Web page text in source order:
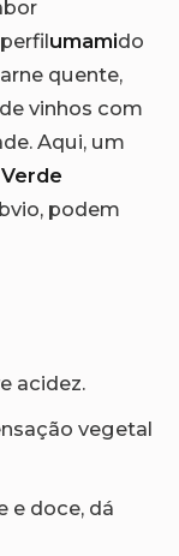
umamido
quente,
vinhos com
Aqui, um
podem
acidez.
vegetal
e doce, dá